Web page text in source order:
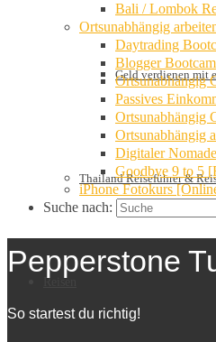
Geld verdienen mit
Thailand Reiseführer &
Reisen
Bali / Lombok
Ortsunabhängig
Daytrading
Blogger
Ortsunabhängig
Passives
Ortsunabhängig
Ortsunabhängig
Digitaler
Goodbye 9 to 5
iPhone Fotokurs
Suche nach:
Pepperstone
So startest du richtig!